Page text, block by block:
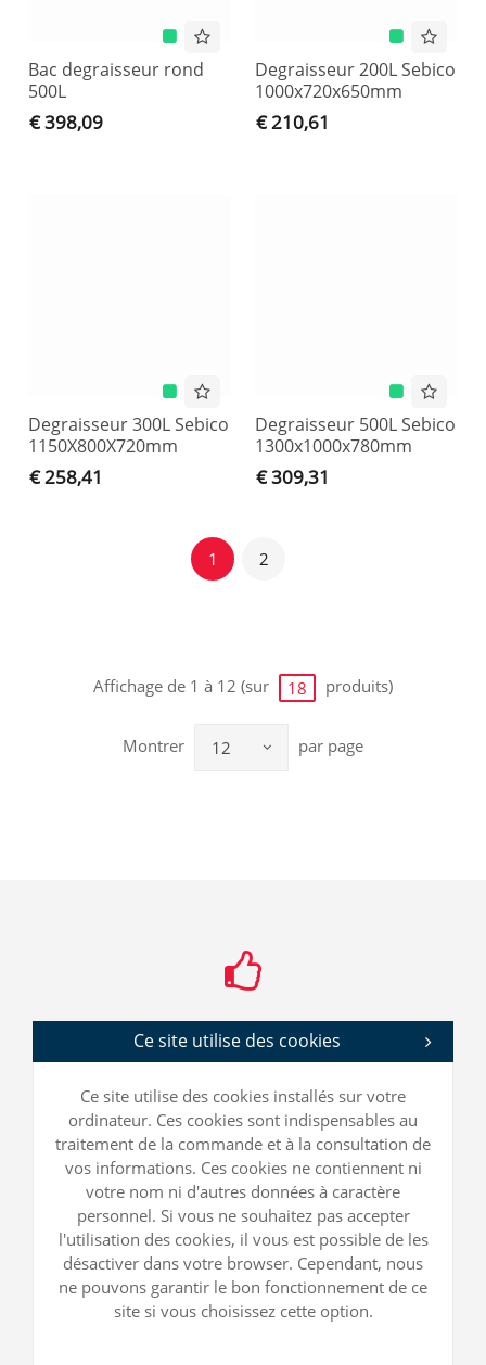
Bac degraisseur rond
500L
€ 398,09
Degraisseur 200L Sebico
1000x720x650mm
€ 210,61
Degraisseur 300L Sebico
1150X800X720mm
€ 258,41
Degraisseur 500L Sebico
1300x1000x780mm
€ 309,31
1 2
Affichage de 1 à 12 (sur 18 produits)
Montrer 12 par page
Ce site utilise des cookies
Ce site utilise des cookies installés sur votre
ordinateur. Ces cookies sont indispensables au
traitement de la commande et à la consultation de
vos informations. Ces cookies ne contiennent ni
votre nom ni d'autres données à caractère
personnel. Si vous ne souhaitez pas accepter
l'utilisation des cookies, il vous est possible de les
désactiver dans votre browser. Cependant, nous
ne pouvons garantir le bon fonctionnement de ce
site si vous choisissez cette option.